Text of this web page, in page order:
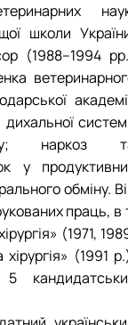
школи
(1988–1994
дихальної
наркоз
у
обміну.
праць, в
(1971,
(1991